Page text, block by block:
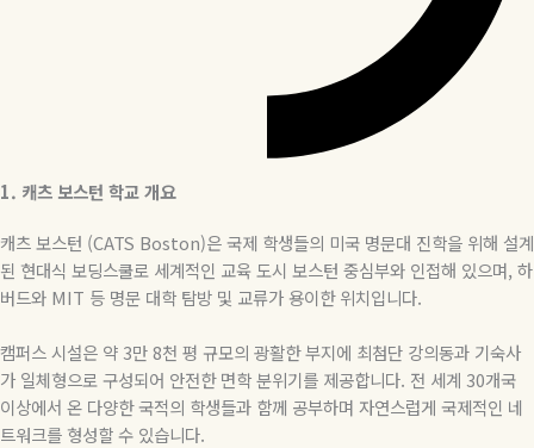
1. 캐츠 보스턴 학교개요
캐츠 보스턴 (CATS Boston)은 국제 학생들의 미국 명문대 진학을 위해 설계
된 현대식 보딩스쿨로 세계적인 교육 도시 보스턴 중심부와 인접해 있으며, 하
버드와 MIT 등 명문 대학 탐방 및 교류가 용이한 위치입니다.
캠퍼스 시설은 약3만8천 평 규모의 광활한 부지에 최첨단 강의동과 기숙사
가 일체형으로 구성되어 안전한 면학 분위기를 제공합니다. 전 세계 30개국
이상에서 온 다양한 국적의 학생들과 함께 공부하며 자연스럽게 국제적인 네
트워크를 형성할 수 있습니다.